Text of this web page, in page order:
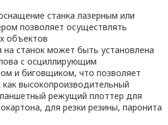
станка лазерным или
позволяет осуществлять
объектов
станок может быть установлена
с осциллирующим
и биговщиком, что позволяет
как высокопроизводительный
режущий плоттер для
для резки резины, паронита